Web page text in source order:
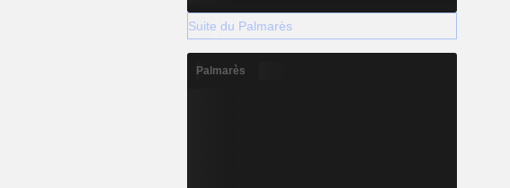
Suite du Palmarès
Palmarès